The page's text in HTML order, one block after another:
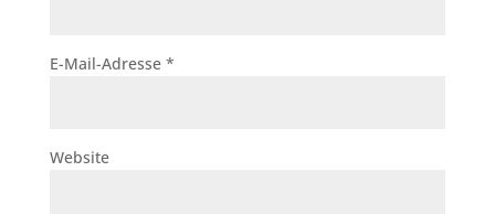
E-Mail-Adresse *
Website